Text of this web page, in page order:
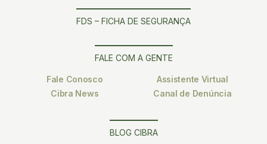
FDS – FICHA DE SEGURANÇA
FALE COM A GENTE
Fale Conosco
Cibra News
Assistente Virtual
Canal de Denúncia
BLOG CIBRA